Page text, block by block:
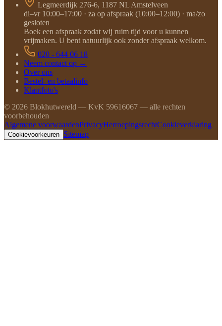
Legmeerdijk 276-6, 1187 NL Amstelveen
di–vr 10:00–17:00 · za op afspraak (10:00–12:00) · ma/zo
gesloten
Boek een afspraak zodat wij ruim tijd voor u kunnen
vrijmaken. U bent natuurlijk ook zonder afspraak welkom.
020 - 644 06 18
Neem contact op →
Over ons
Bestel- en betaalinfo
Klantfoto's
© 2026 Blokhutwereld — KvK 59616067 — alle rechten
voorbehouden
Algemene voorwaardenPrivacyHerroepingsrechtCookieverklaring
Cookievoorkeuren Sitemap